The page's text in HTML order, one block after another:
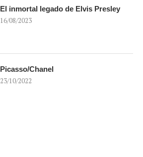
El inmortal legado de Elvis Presley
16/08/2023
Picasso/Chanel
23/10/2022